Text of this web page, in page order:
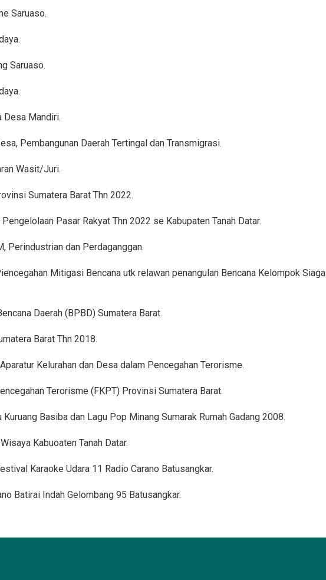
Saruaso.
Saruaso.
Desa Mandiri.
Pembangunan Daerah Tertingal dan Transmigrasi.
Wasit/Juri.
Sumatera Barat Thn 2022.
Pasar Rakyat Thn 2022 se Kabupaten Tanah Datar.
Perindustrian dan Perdaganggan.
Mitigasi Bencana utk relawan penangulan Bencana Kelompok Siaga
Daerah (BPBD) Sumatera Barat.
Barat Thn 2018.
Kelurahan dan Desa dalam Pencegahan Terorisme.
Terorisme (FKPT) Provinsi Sumatera Barat.
Basiba dan Lagu Pop Minang Sumarak Rumah Gadang 2008.
Kabuoaten Tanah Datar.
Karaoke Udara 11 Radio Carano Batusangkar.
Batirai Indah Gelombang 95 Batusangkar.